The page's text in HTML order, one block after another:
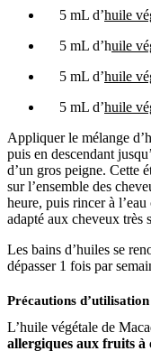
5 mL d’huile
5 mL d’huile
5 mL d’huile
5 mL d’huile
Appliquer le mélange
puis en descendant
d’un gros peigne. Cette
sur l’ensemble des
heure, puis rincer à
adapté aux cheveux très
Les bains d’huiles se
dépasser 1 fois par
Précautions d’utilisation
L’huile végétale de
allergiques aux fruits à